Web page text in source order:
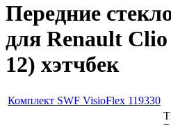
Передние
для Renault
12) хэтчбек
Комплект SWF VisioFlex 119330